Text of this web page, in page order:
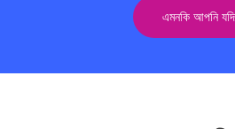
এমনকি আপনি যদি